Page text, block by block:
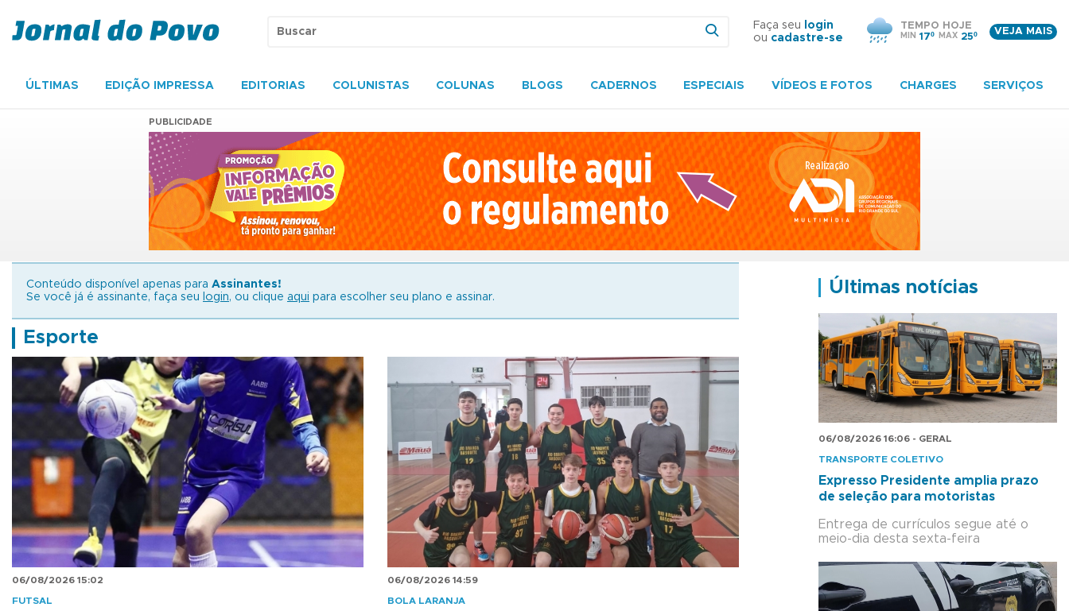
Faça seu
login
ou cadastre-se
TEMPO HOJE
MIN 17º MAX 25º
VEJA MAIS
ÚLTIMAS EDIÇÃO IMPRESSA EDITORIAS COLUNISTAS COLUNAS BLOGS CADERNOS ESPECIAIS VÍDEOS E FOTOS CHARGES SERVIÇOS
PUBLICIDADE
Conteúdo disponível apenas para Assinantes!
Se você já é assinante, faça seu
login, ou clique aqui para escolher seu plano e assinar.
Esporte
06/08/2026 15:02
FUTSAL
06/08/2026 14:59
BOLA LARANJA
Últimas notícias
06/08/2026 16:06 - GERAL
TRANSPORTE COLETIVO
Expresso Presidente amplia prazo
de seleção para motoristas
Entrega de currículos segue até o
meio-dia desta sexta-feira